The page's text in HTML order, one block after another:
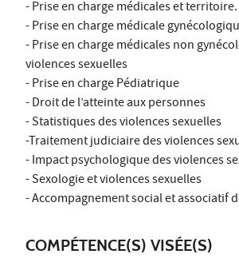
- Prise en charge médicales et territoire.
- Prise en charge médicale
- Prise en charge médicales non
violences sexuelles
- Prise en charge Pédiatrique
- Droit de l’atteinte aux personnes
- Statistiques des violences sexuelles
-Traitement judiciaire des violences
- Impact psychologique des violences
- Sexologie et violences sexuelles
- Accompagnement social et associatif
COMPÉTENCE(S) VISÉE(S)